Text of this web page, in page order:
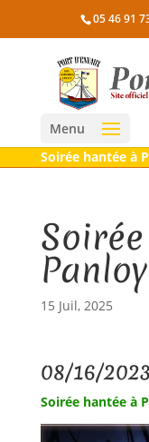
05 46 91
Menu
Soirée hantée à
Panloy
15 Juil, 2025
08/16/2023
Soirée hantée à